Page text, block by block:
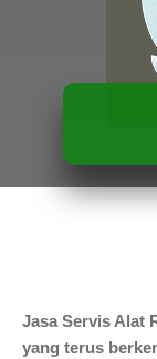
Jasa Servis Alat
yang terus